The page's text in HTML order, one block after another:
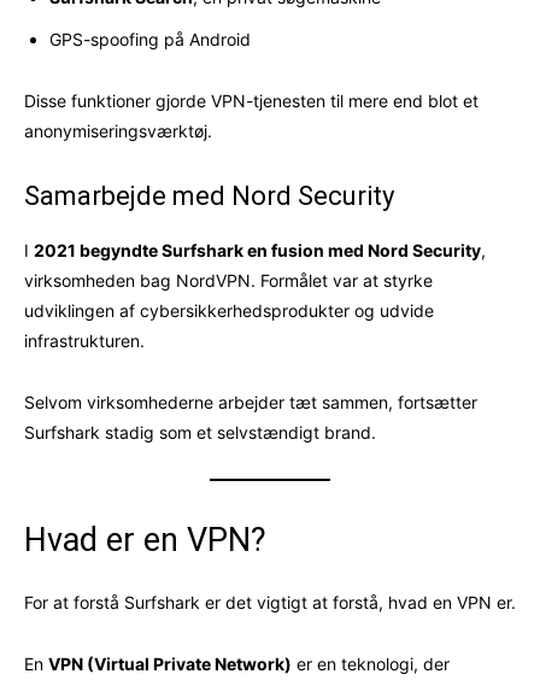
GPS-spoofing på Android
Disse funktioner gjorde VPN-tjenesten til mere end blot et
anonymiseringsværktøj.
Samarbejde med Nord Security
I 2021 begyndte Surfshark en fusion med Nord Security,
virksomheden bag NordVPN. Formålet var at styrke
udviklingen af cybersikkerhedsprodukter og udvide
infrastrukturen.
Selvom virksomhederne arbejder tæt sammen, fortsætter
Surfshark stadig som et selvstændigt brand.
Hvad er en VPN?
For at forstå Surfshark er det vigtigt at forstå, hvad en VPN er.
En VPN (Virtual Private Network) er en teknologi, der